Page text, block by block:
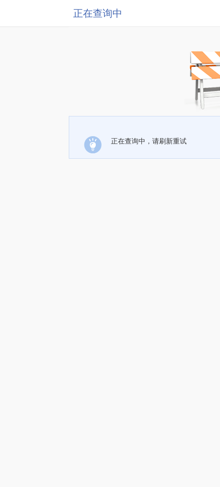
正在查询中
正在查询中，请刷新重试